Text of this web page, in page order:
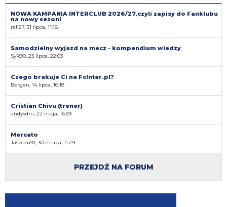
NOWA KAMPANIA INTERCLUB 2026/27,czyli zapisy do Fanklubu
na nowy sezon!
rafi27, 31 lipca, 11:18
Samodzielny wyjazd na mecz - kompendium wiedzy
SyR90, 23 lipca, 22:03
Czego brakuje Ci na FcInter.pl?
Borgen, 14 lipca, 16:18
Cristian Chivu (trener)
andyvdm, 22 maja, 16:59
Mercato
Jaszczu91, 30 marca, 11:29
PRZEJDŹ NA FORUM